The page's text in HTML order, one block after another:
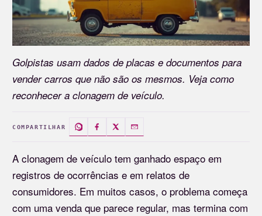
Golpistas usam dados de placas e documentos para
vender carros que não são os mesmos. Veja como
reconhecer a clonagem de veículo.
COMPARTILHAR
A clonagem de veículo tem ganhado espaço em
registros de ocorrências e em relatos de
consumidores. Em muitos casos, o problema começa
com uma venda que parece regular, mas termina com